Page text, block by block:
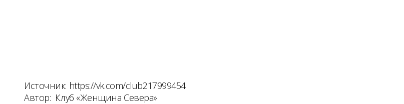
Источник: https://vk.com/club217999454
Автор: Клуб «Женщина Севера»